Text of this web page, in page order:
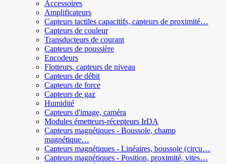
Accessoires
Amplificateurs
Capteurs tactiles capacitifs, capteurs de proximité…
Capteurs de couleur
Transducteurs de courant
Capteurs de poussière
Encodeurs
Flotteurs, capteurs de niveau
Capteurs de débit
Capteurs de force
Capteurs de gaz
Humidité
Capteurs d'image, caméra
Modules émetteurs-récepteurs IrDA
Capteurs magnétiques - Boussole, champ
magnétique…
Capteurs magnétiques - Linéaires, boussole (circu…
Capteurs magnétiques - Position, proximité, vites…